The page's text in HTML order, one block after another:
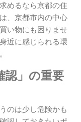
めるなら京都の住
、京都市内の中心
い物にも困りませ
近に感じられる環
認」の重要
のは少し危険かも